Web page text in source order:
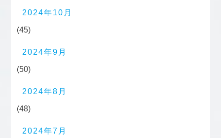
2024年10月
(45)
2024年9月
(50)
2024年8月
(48)
2024年7月